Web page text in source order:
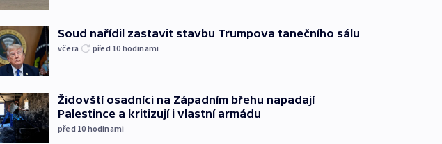
Soud nařídil zastavit stavbu Trumpova tanečního sálu
včera před 10 hodinami
Židovští osadníci na Západním břehu napadají
Palestince a kritizují i vlastní armádu
před 10 hodinami